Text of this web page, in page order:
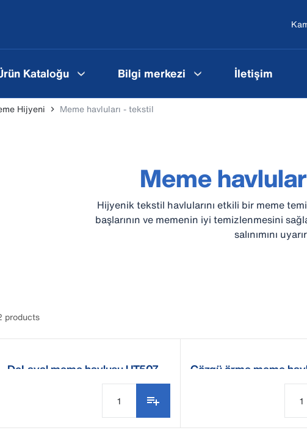
Kataloğu Bilgi merkezi İletişim
Hijyeni Meme havluları - tekstil
Meme
Hijyenik tekstil havlularını etkili bir meme
başlarının ve memenin iyi temizlenmesini
salınımını
products
DeLaval meme havlusu UT507 Çözgü örme meme